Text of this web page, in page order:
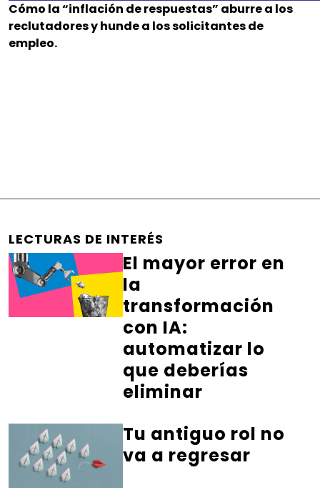
Cómo la “inflación de respuestas” aburre a los
reclutadores y hunde a los solicitantes de
empleo.
LECTURAS DE INTERÉS
El mayor error en
la
transformación
con IA:
automatizar lo
que deberías
eliminar
Tu antiguo rol no
va a regresar